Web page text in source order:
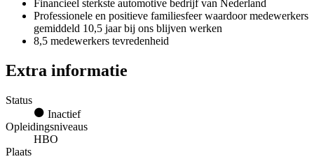
Financieel sterkste automotive bedrijf van Nederland
Professionele en positieve familiesfeer waardoor medewerkers
gemiddeld 10,5 jaar bij ons blijven werken
8,5 medewerkers tevredenheid
Extra informatie
Status
Inactief
Opleidingsniveaus
HBO
Plaats